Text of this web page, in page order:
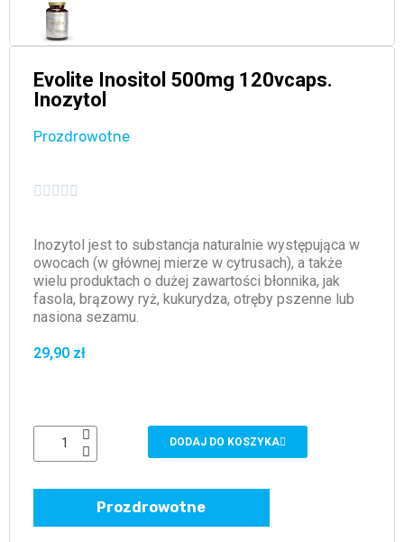
Evolite Inositol 500mg 120vcaps.
Inozytol
Prozdrowotne
    
Inozytol jest to substancja naturalnie występująca w
owocach (w głównej mierze w cytrusach), a także
wielu produktach o dużej zawartości błonnika, jak
fasola, brązowy ryż, kukurydza, otręby pszenne lub
nasiona sezamu.
29,90 zł
DODAJ DO KOSZYKA
Prozdrowotne